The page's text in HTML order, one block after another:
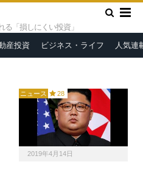
る「損しにくい投資」
産投資 ビジネス・ライフ 人気連
哲人」～日本で報道されない本当
はいえ、本格的な動きにはな
らないでしょう。大手メディ
アは表向きの見方しかしてい
ませんが、ミサイル発射の裏
ニュース 28
2019年4月14日